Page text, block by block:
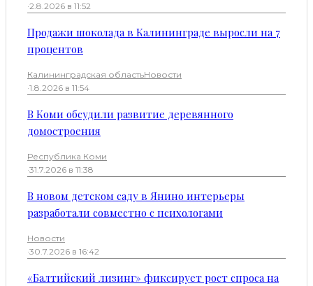
·2.8.2026 в 11:52
Продажи шоколада в Калининграде выросли на 7
процентов
Калининградская областьНовости
·1.8.2026 в 11:54
В Коми обсудили развитие деревянного
домостроения
Республика Коми
·31.7.2026 в 11:38
В новом детском саду в Янино интерьеры
разработали совместно с психологами
Новости
·30.7.2026 в 16:42
«Балтийский лизинг» фиксирует рост спроса на